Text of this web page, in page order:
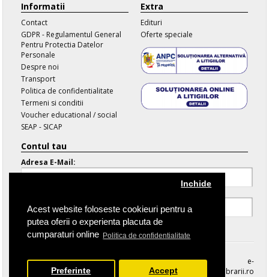
Acest website foloseste cookieuri pentru a
putea oferii o experienta placuta de
cumparaturi online Politica de confidentialitate
Inchide
Preferinte Accept
Informatii
Contact
GDPR - Regulamentul General
Pentru Protectia Datelor
Personale
Despre noi
Transport
Politica de confidentialitate
Termeni si conditii
Voucher educational / social
SEAP - SICAP
Extra
Edituri
Oferte speciale
Contul tau
Adresa E-Mail:
Parola Uitata
e-
librarii.ro